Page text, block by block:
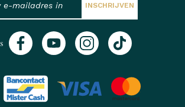
INSCHRIJVEN